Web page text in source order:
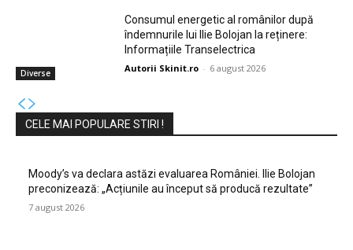
Diverse
Consumul energetic al românilor după
îndemnurile lui Ilie Bolojan la reținere:
Informațiile Transelectrica
Autorii Skinit.ro - 6 august 2026
CELE MAI POPULARE STIRI !
Moody’s va declara astăzi evaluarea României. Ilie Bolojan
preconizează: „Acțiunile au început să producă rezultate”
7 august 2026